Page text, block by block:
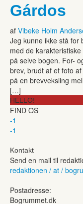
Gárdos
af Vibeke Holm
Jeg kunne ikke stå for
med de
på selve bogen. For-
brev, brudt af et foto
på en brevveksling
[…]
HELLO!
FIND OS
-1
-1
Kontakt
Send en mail til
redaktionen / at /
Postadresse:
Bogrummet.dk